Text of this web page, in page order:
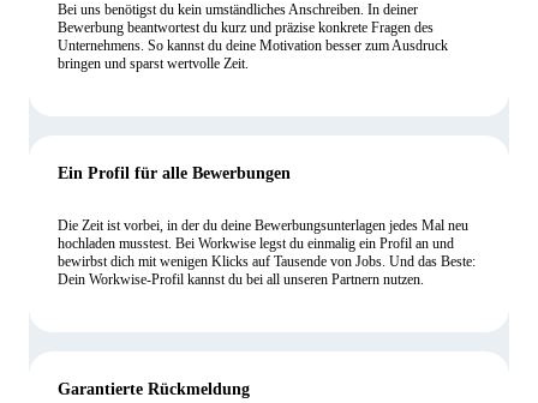
Bei uns benötigst du kein umständliches Anschreiben. In deiner
Bewerbung beantwortest du kurz und präzise konkrete Fragen des
Unternehmens. So kannst du deine Motivation besser zum Ausdruck
bringen und sparst wertvolle Zeit.
Ein Profil für alle Bewerbungen
Die Zeit ist vorbei, in der du deine Bewerbungsunterlagen jedes Mal neu
hochladen musstest. Bei Workwise legst du einmalig ein Profil an und
bewirbst dich mit wenigen Klicks auf Tausende von Jobs. Und das Beste:
Dein Workwise-Profil kannst du bei all unseren Partnern nutzen.
Garantierte Rückmeldung